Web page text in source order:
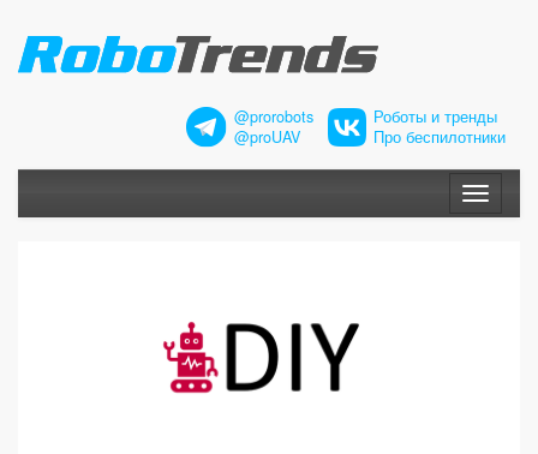
@prorobots
@proUAV
Роботы и тренды
Про беспилотники
Меню